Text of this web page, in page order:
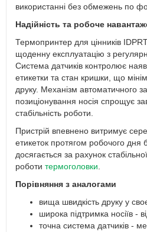
використанні без обмежень по
Надійність та робоче
Термопринтер для цінників
щоденну експлуатацію з
Система датчиків контролює
етикетки та стан кришки, що
друку. Механізм автоматичного
позиціонування носія спрощує
стабільність роботи.
Пристрій впевнено витримує
етикеток протягом робочого дня
досягається за рахунок
роботи термоголовки.
Порівняння з аналогами
вища швидкість друку у
широка підтримка носіїв -
точна система датчиків -